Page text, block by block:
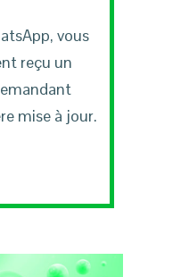
vous
reçu un
mise à jour.